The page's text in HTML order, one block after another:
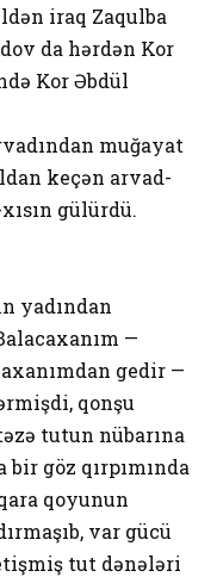
iraq Zaqulba
da hərdən Kor
Kor Əbdül
muğayat
keçən arvad-
gülürdü.
yadından
—
gedir —
qonşu
tutun nübarına
bir göz qırpımında
qoyunun
var gücü
tut dənələri